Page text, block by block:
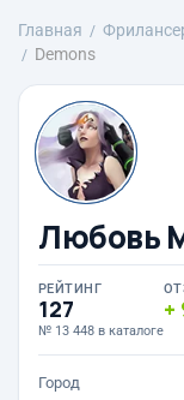
Главная
Demons
Любовь
РЕЙТИНГ
127
№ 13 448 в каталоге
Город